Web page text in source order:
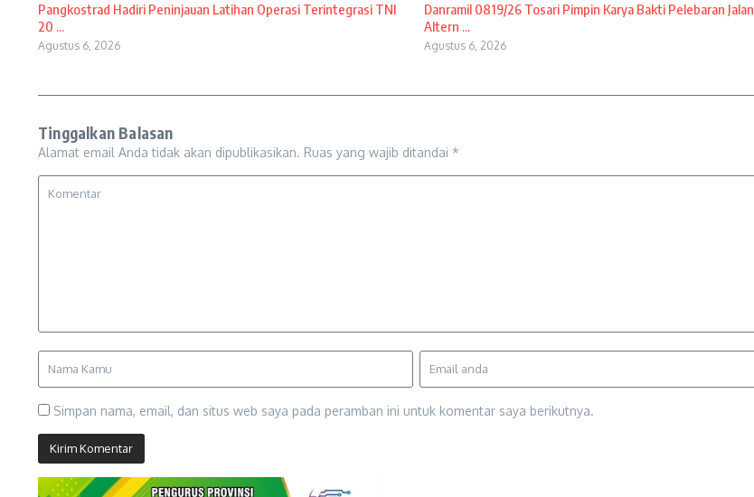
Pangkostrad Hadiri Peninjauan Latihan Operasi Terintegrasi TNI
20 ...
Agustus 6, 2026
Danramil 0819/26 Tosari Pimpin Karya Bakti Pelebaran Jalan
Altern ...
Agustus 6, 2026
Tinggalkan Balasan
Alamat email Anda tidak akan dipublikasikan. Ruas yang wajib ditandai *
Simpan nama, email, dan situs web saya pada peramban ini untuk komentar saya berikutnya.